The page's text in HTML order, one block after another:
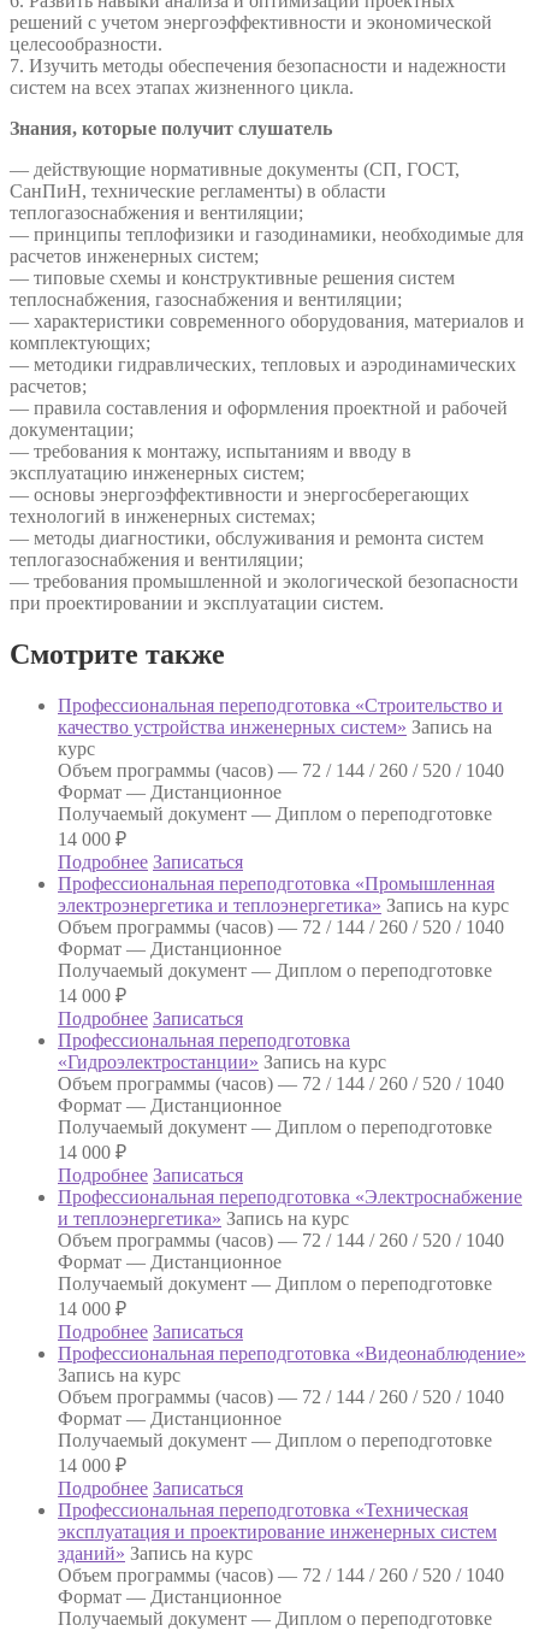
решений с учетом энергоэффективности и экономической
целесообразности.
7. Изучить методы обеспечения безопасности и надежности
систем на всех этапах жизненного цикла.
Знания, которые получит слушатель
— действующие нормативные документы (СП, ГОСТ,
СанПиН, технические регламенты) в области
теплогазоснабжения и вентиляции;
— принципы теплофизики и газодинамики, необходимые для
расчетов инженерных систем;
— типовые схемы и конструктивные решения систем
теплоснабжения, газоснабжения и вентиляции;
— характеристики современного оборудования, материалов и
комплектующих;
— методики гидравлических, тепловых и аэродинамических
расчетов;
— правила составления и оформления проектной и рабочей
документации;
— требования к монтажу, испытаниям и вводу в
эксплуатацию инженерных систем;
— основы энергоэффективности и энергосберегающих
технологий в инженерных системах;
— методы диагностики, обслуживания и ремонта систем
теплогазоснабжения и вентиляции;
— требования промышленной и экологической безопасности
при проектировании и эксплуатации систем.
Смотрите также
Профессиональная переподготовка «Строительство и
качество устройства инженерных систем» Запись на
курс
Объем программы (часов) — 72 / 144 / 260 / 520 / 1040
Формат — Дистанционное
Получаемый документ — Диплом о переподготовке
14 000 ₽
Подробнее Записаться
Профессиональная переподготовка «Промышленная
электроэнергетика и теплоэнергетика» Запись на курс
Объем программы (часов) — 72 / 144 / 260 / 520 / 1040
Формат — Дистанционное
Получаемый документ — Диплом о переподготовке
14 000 ₽
Подробнее Записаться
Профессиональная переподготовка
«Гидроэлектростанции» Запись на курс
Объем программы (часов) — 72 / 144 / 260 / 520 / 1040
Формат — Дистанционное
Получаемый документ — Диплом о переподготовке
14 000 ₽
Подробнее Записаться
Профессиональная переподготовка «Электроснабжение
и теплоэнергетика» Запись на курс
Объем программы (часов) — 72 / 144 / 260 / 520 / 1040
Формат — Дистанционное
Получаемый документ — Диплом о переподготовке
14 000 ₽
Подробнее Записаться
Профессиональная переподготовка «Видеонаблюдение»
Запись на курс
Объем программы (часов) — 72 / 144 / 260 / 520 / 1040
Формат — Дистанционное
Получаемый документ — Диплом о переподготовке
14 000 ₽
Подробнее Записаться
Профессиональная переподготовка «Техническая
эксплуатация и проектирование инженерных систем
зданий» Запись на курс
Объем программы (часов) — 72 / 144 / 260 / 520 / 1040
Формат — Дистанционное
Получаемый документ — Диплом о переподготовке